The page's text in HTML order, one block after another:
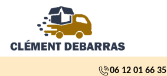
06 12 01 66 35